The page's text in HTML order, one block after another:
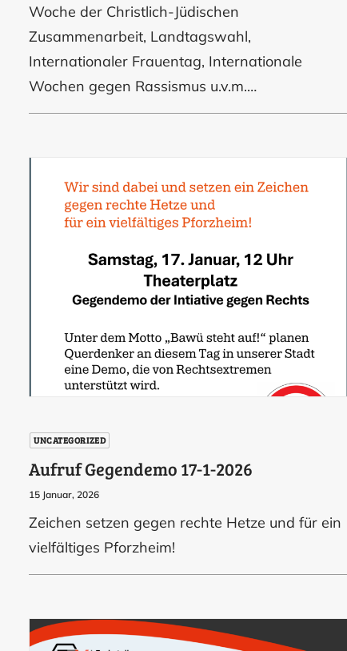
Woche der Christlich-Jüdischen
Zusammenarbeit, Landtagswahl,
Internationaler Frauentag, Internationale
Wochen gegen Rassismus u.v.m.…
UNCATEGORIZED
Aufruf Gegendemo 17-1-2026
15 Januar, 2026
Zeichen setzen gegen rechte Hetze und für ein
vielfältiges Pforzheim!